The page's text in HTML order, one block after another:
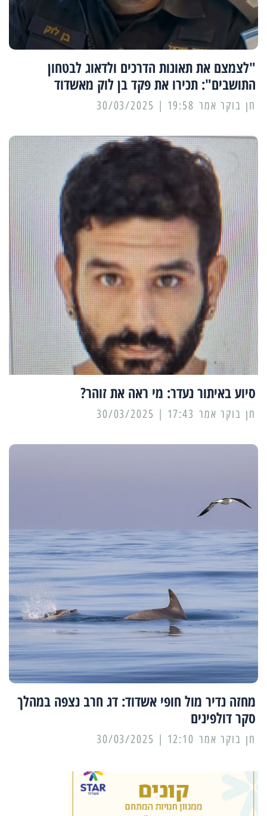
"לצמצם את תאונות הדרכים ולדאוג לבטחון
התושבים": תכירו את פקד בן לוק מאשדוד
19:58 | 30/03/2025
סיוע באיתור נעדר: מי ראה את זוהר?
17:43 | 30/03/2025
מחזה נדיר מול חופי אשדוד: דג חרב נצפה במהלך
סקר דולפינים
12:10 | 30/03/2025